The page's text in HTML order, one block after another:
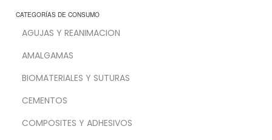
CATEGORÍAS DE CONSUMO
AGUJAS Y REANIMACION
AMALGAMAS
BIOMATERIALES Y SUTURAS
CEMENTOS
COMPOSITES Y ADHESIVOS